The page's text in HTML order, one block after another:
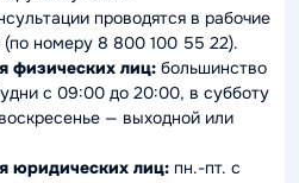
проводятся в рабочие
номеру 8 800 100 55 22).
физических лиц: большинство
с 09:00 до 20:00, в субботу
— выходной или
юридических лиц: пн.-пт. с